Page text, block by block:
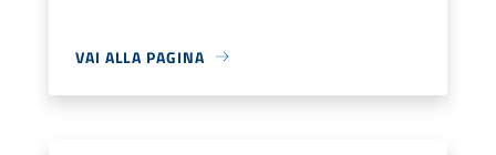
VAI ALLA PAGINA